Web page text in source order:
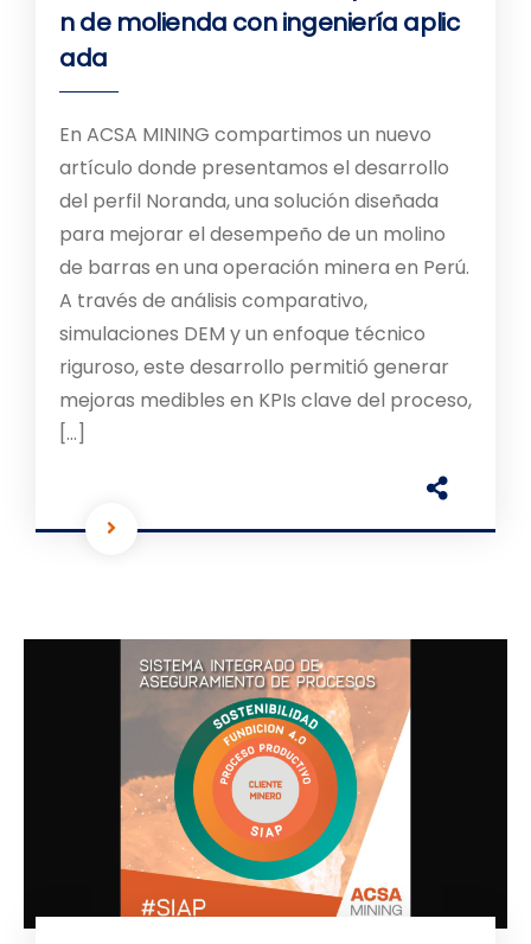
n de molienda con ingeniería aplic
ada
En ACSA MINING compartimos un nuevo
artículo donde presentamos el desarrollo
del perfil Noranda, una solución diseñada
para mejorar el desempeño de un molino
de barras en una operación minera en Perú.
A través de análisis comparativo,
simulaciones DEM y un enfoque técnico
riguroso, este desarrollo permitió generar
mejoras medibles en KPIs clave del proceso,
[…]